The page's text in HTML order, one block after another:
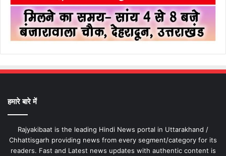
हमारे बारे में
Rajyakibaat is the leading Hindi News portal in Uttarakhand /
Chhattisgarh providing news from every segment/category for its
readers. Fast and Latest news updates with authentic content is